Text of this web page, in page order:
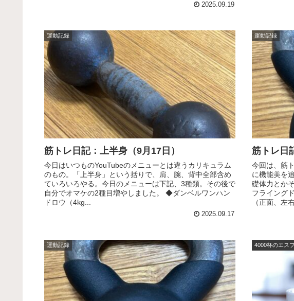
2025.09.19
運動記録
筋トレ日記：上半身（9月17日）
今日はいつものYouTubeのメニューとは違うカリキュラム
のもの。「上半身」という括りで、肩、腕、背中全部含め
ていろいろやる。今日のメニューは下記、3種類。その後で
自分でオマケの2種目増やしました。 ◆ダンベルワンハン
ドロウ（4kg...
2025.09.17
運動記録
筋トレ日
今回は、筋
に機能美を
礎体力とか
フライング
（正面、左
運動記録 4000杯のエス